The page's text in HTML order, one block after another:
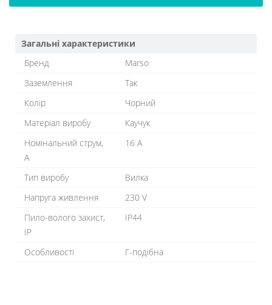
Загальні характеристики
Бренд
Marso
Заземлення
Так
Колір
Чорний
Матеріал виробу
Каучук
Номінальний струм,
A
16 A
Тип виробу
Вилка
Напруга живлення
230 V
Пило-волого захист,
IP
IP44
Особливості Г-подібна